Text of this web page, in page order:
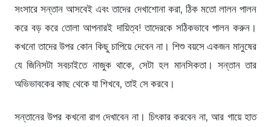
সংসারে সন্তান আসবেই এবং তাদের দেখাশোনা করা, ঠিক মতো লালন পালন
করে বড় করে তোলা আপনারই দায়িত্ব! তাদেরকে সঠিকভাবে পালন করুন।
কখনো তাদের উপর কোন কিছু চাপিয়ে দেবেন না। শিশু বয়সে একজন মানুষের
যে জিনিসটা সবচাইতে নাজুক থাকে, সেটা হল মানসিকতা। সন্তান তার
অভিভাবকের কাছ থেকে যা শিখবে, তাই সে করবে।
সন্তানের উপর কখনো রাগ দেখাবেন না। চিৎকার করবেন না, আর গায়ে হাত